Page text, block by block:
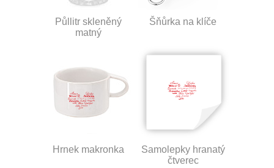
Půllitr skleněný
matný
Šňůrka na klíče
Hrnek makronka
Samolepky hranatý
čtverec